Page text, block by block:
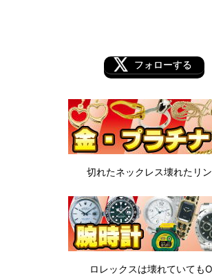
フォローする
切れたネックレス壊れたリ
ロレックスは壊れていても